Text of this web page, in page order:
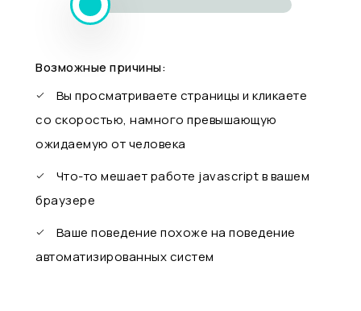
Возможные причины:
Вы просматриваете страницы и кликаете
со скоростью, намного превышающую
ожидаемую от человека
Что-то мешает работе javascript в вашем
браузере
Ваше поведение похоже на поведение
автоматизированных систем